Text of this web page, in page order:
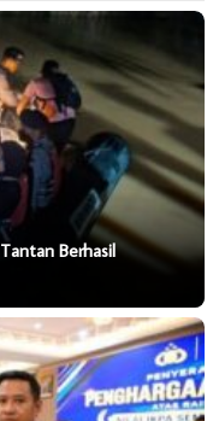
Berhasil